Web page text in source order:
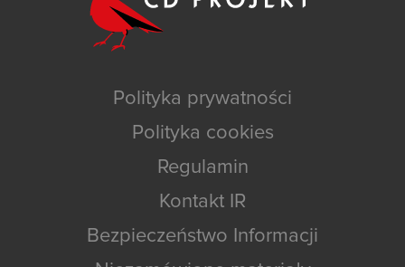
Polityka prywatności
Polityka cookies
Regulamin
Kontakt IR
Bezpieczeństwo Informacji